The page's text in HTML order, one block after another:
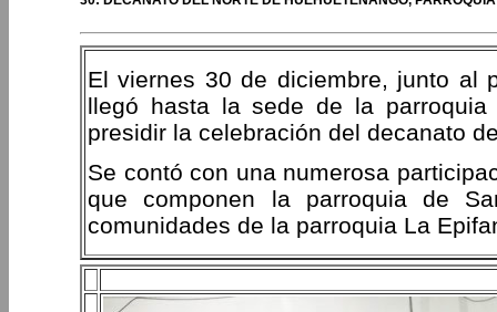
El viernes 30 de diciembre, junto al
llegó hasta la sede de la
presidir la celebración del decanato
Se contó con una numerosa
que componen la parroquia de
comunidades de la parroquia La